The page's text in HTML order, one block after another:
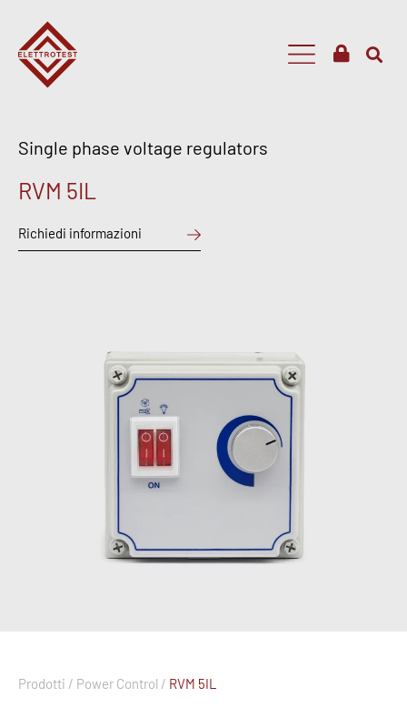
Single phase voltage regulators
RVM 5IL
Richiedi informazioni
Prodotti / Power Control / RVM 5IL